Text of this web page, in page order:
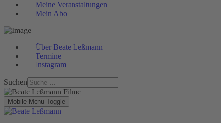
Meine Veranstaltungen
Mein Abo
Über Beate Leßmann
Termine
Instagram
Suchen
Mobile Menu Toggle